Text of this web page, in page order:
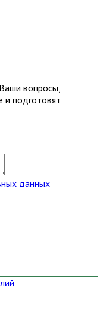
вопросы,
подготовят
данных